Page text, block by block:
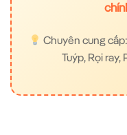
Chuyên cung
Tuýp, Rọi